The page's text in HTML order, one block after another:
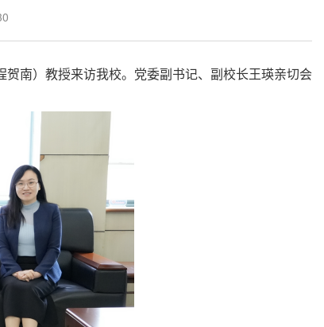
贺南）教授来访我校。党委副书记、副校长王瑛亲切会